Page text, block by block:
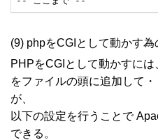
(9) phpをCGIとして動かす為
PHPをCGIとして動かすに
をファイルの頭に追加して
が、
以下の設定を行うことで
できる。